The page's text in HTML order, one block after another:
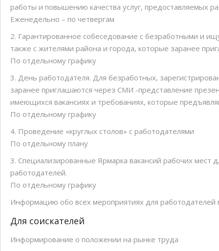
работы и повышению качества услуг, предоставляемых
Еженедельно – по четвергам
2. Гарантированное собеседование с безработными и
также с жителями района и города, которые заранее
По отдельному графику
3. День работодателя. Для безработных,
заранее приглашаются через СМИ -представление
имеющихся вакансиях и требованиях, которые
По отдельному графику
4. Проведение «круглых столов» с работодателями
По отдельному плану
3. Специализированные Ярмарка вакансий рабочих
работодателей.
По отдельному графику
Информацию обо всех мероприятиях для
Для соискателей
Информирование о положении на рынке труда